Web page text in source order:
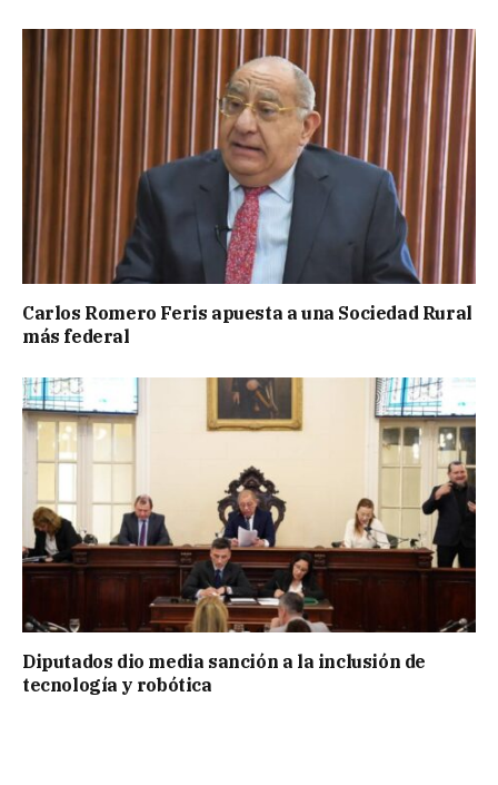
Carlos Romero Feris apuesta a una Sociedad Rural
más federal
Diputados dio media sanción a la inclusión de
tecnología y robótica